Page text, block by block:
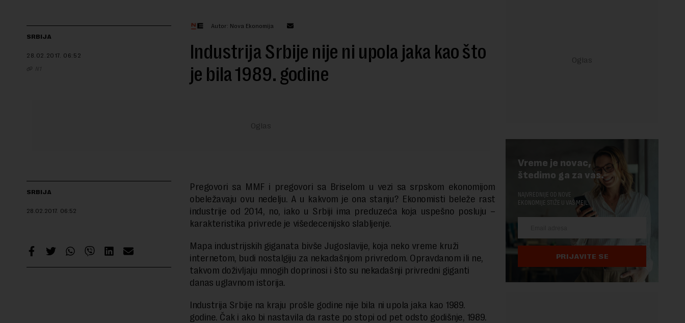
SRBIJA
28.02.2017. 06:52
N1
Autor: Nova Ekonomija
Industrija Srbije nije ni upola jaka kao što
je bila 1989. godine
SRBIJA
28.02.2017. 06:52
Pregovori sa MMF i pregovori sa Briselom u vezi sa srpskom ekonomijom
obeležavaju ovu nedelju. A u kakvom je ona stanju? Ekonomisti beleže rast
industrije od 2014, no, iako u Srbiji ima preduzeća koja uspešno posluju –
karakteristika privrede je višedecenijsko slabljenje.
Mapa industrijskih giganata bivše Jugoslavije, koja neko vreme kruži
internetom, budi nostalgiju za nekadašnjom privredom. Opravdanom ili ne,
takvom doživljaju mnogih doprinosi i što su nekadašnji privredni giganti
danas uglavnom istorija.
Industrija Srbije na kraju prošle godine nije bila ni upola jaka kao 1989.
godine. Čak i ako bi nastavila da raste po stopi od pet odsto godišnje, 1989.
Vreme je novac,
štedimo ga za vas.
NAJVREDNIJE OD NOVE
EKONOMIJE STIŽE U VAŠ MEJL.
PRIJAVITE SE